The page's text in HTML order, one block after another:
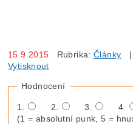
15.9.2015 Rubrika:Články |
Vytisknout
Hodnocení
1. 2. 3. 4.
(1 = absolutní punk, 5 =